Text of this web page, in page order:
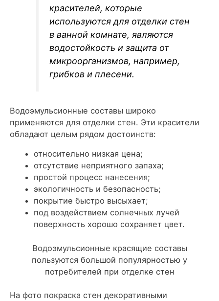
красителей, которые
используются для отделки стен
в ванной комнате, являются
водостойкость и защита от
микроорганизмов, например,
грибков и плесени.
Водоэмульсионные составы широко
применяются для отделки стен. Эти красители
обладают целым рядом достоинств:
относительно низкая цена;
отсутствие неприятного запаха;
простой процесс нанесения;
экологичность и безопасность;
покрытие быстро высыхает;
под воздействием солнечных лучей
поверхность хорошо сохраняет цвет.
Водоэмульсионные красящие составы
пользуются большой популярностью у
потребителей при отделке стен
На фото покраска стен декоративными